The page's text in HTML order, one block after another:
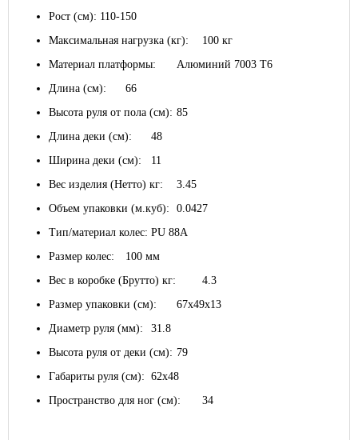
Рост (см): 110-150
Максимальная нагрузка (кг):
100 кг
Материал платформы:
Алюминий 7003 T6
Длина (см):
66
Высота руля от пола (см): 85
Длина деки (см):
48
Ширина деки (см):
11
Вес изделия (Нетто) кг:
3.45
Объем упаковки (м.куб):
0.0427
Тип/материал колес: PU 88A
Размер колес:
100 мм
Вес в коробке (Брутто) кг:
4.3
Размер упаковки (см):
67х49х13
Диаметр руля (мм):
31.8
Высота руля от деки (см): 79
Габариты руля (см): 62х48
Пространство для ног (см):
34